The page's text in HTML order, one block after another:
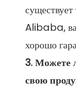
существует
Alibaba,
3. Можете